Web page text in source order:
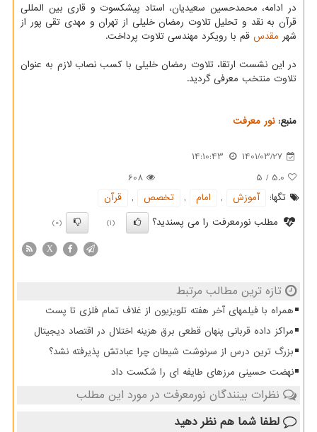
در ادامه، محمدحسین سعیدیان، استاد پیشکسوت و قاری بین المللی
قرآن به نقد و تحلیل تلاوت رمضان خلیلی از تهران و مهدی تقی پور از
شهر مقدس قم با رویکرد مهندسی تلاوت پرداخت.
در این نشست ارتقا، تلاوت رمضان خلیلی با کسب نصاب لازم به عنوان
تلاوت منتخب معرفی گردید.
منبع:نور معرفت
1401/03/27
14:10:43
5.0
/
5
608
تگها:
آموزش , امام , تخصص ,
قرآن
مطلب نورمعرفت را می پسندید؟
(1)
(0)
X
تازه ترین مطالب مرتبط
همراه با فیلمهای آخر هفته تلویزیون از غلاف تمام فلزی تا پست
مراکز داده قربانی پنهان قطعی برق هزینه اختلال در اقتصاد دیجیتال
بزرگ ترین درس از سرنوشت شیطان چرا عبادتش پذیرفته نشد؟
نهضت حسینی مرزهای طایفه ای را شکست داد
نظرات بینندگان نورمعرفت در مورد این مطلب
لطفا شما هم نظر دهید